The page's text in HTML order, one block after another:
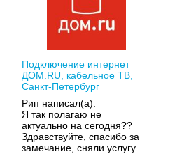
Подключение интернет
ДОМ.RU, кабельное ТВ,
Санкт-Петербург
Рип написал(а):
Я так полагаю не
актуально на сегодня??
Здравствуйте, спасибо за
замечание, сняли услугу